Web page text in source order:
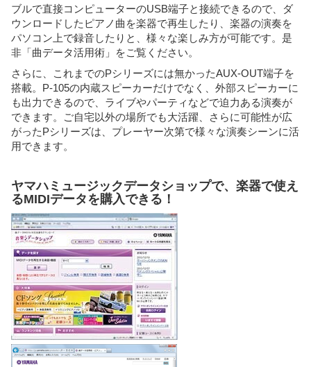
ブルで直接コンピューターのUSB端子と接続できるので、ダ
ウンロードしたピアノ曲を楽器で再生したり、楽器の演奏を
パソコン上で録音したりと、様々な楽しみ方が可能です。是
非「曲データ活用術」をご覧ください。
さらに、これまでのPシリーズには無かったAUX-OUT端子を
搭載。P-105の内蔵スピーカーだけでなく、外部スピーカーに
も出力できるので、ライブやパーティなどで迫力ある演奏が
できます。ご自宅以外の場所でも大活躍、さらに可能性が広
がったPシリーズは、プレーヤー次第で様々な演奏シーンに活
用できます。
ヤマハミュージックデータショップで、楽器で使え
るMIDIデータを購入できる！